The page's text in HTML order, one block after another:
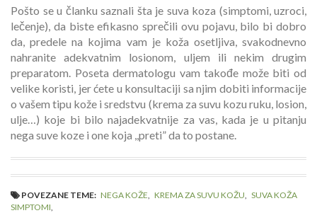
Pošto se u članku saznali šta je suva koza (simptomi, uzroci,
lečenje), da biste efikasno sprečili ovu pojavu, bilo bi dobro
da, predele na kojima vam je koža osetljiva, svakodnevno
nahranite adekvatnim losionom, uljem ili nekim drugim
preparatom. Poseta dermatologu vam takođe može biti od
velike koristi, jer ćete u konsultaciji sa njim dobiti informacije
o vašem tipu kože i sredstvu (krema za suvu kozu ruku, losion,
ulje…) koje bi bilo najadekvatnije za vas, kada je u pitanju
nega suve koze i one koja ,,preti” da to postane.
POVEZANE TEME: NEGA KOŽE KREMA ZA SUVU KOŽU
SUVA KOŽA
SIMPTOMI